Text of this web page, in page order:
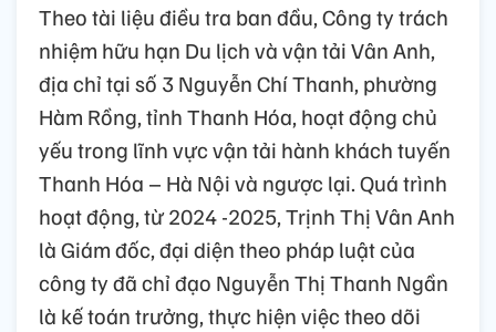
Theo tài liệu điều tra ban đầu, Công ty trách
nhiệm hữu hạn Du lịch và vận tải Vân Anh,
địa chỉ tại số 3 Nguyễn Chí Thanh, phường
Hàm Rồng, tỉnh Thanh Hóa, hoạt động chủ
yếu trong lĩnh vực vận tải hành khách tuyến
Thanh Hóa – Hà Nội và ngược lại. Quá trình
hoạt động, từ 2024 -2025, Trịnh Thị Vân Anh
là Giám đốc, đại diện theo pháp luật của
công ty đã chỉ đạo Nguyễn Thị Thanh Ngần
là kế toán trưởng, thực hiện việc theo dõi